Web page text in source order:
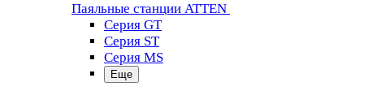
Паяльные станции ATTEN
Серия GT
Серия ST
Серия MS
Еще